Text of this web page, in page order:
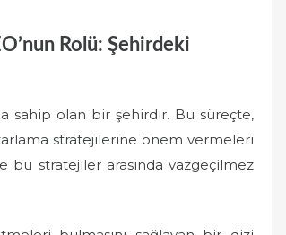
Rolü: Şehirdeki
sahip olan bir şehirdir. Bu süreçte,
stratejilerine önem vermeleri
bu stratejiler arasında vazgeçilmez